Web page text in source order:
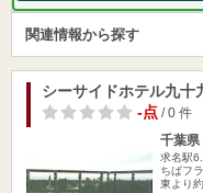
関連情報から探す
シーサイドホテル九十
-点/ 0 件
千葉県
求名駅
ちばフ
東より